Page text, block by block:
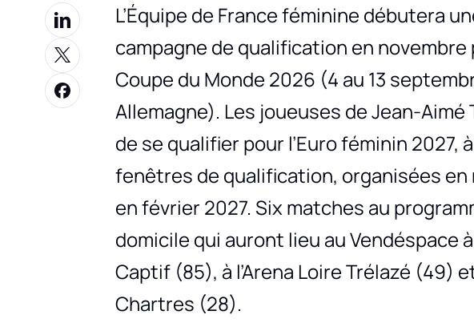
L’Équipe de France féminine débutera
campagne de qualification en novembre
Coupe du Monde 2026 (4 au 13
Allemagne). Les joueuses de Jean-
de se qualifier pour l’Euro féminin 2027,
fenêtres de qualification, organisées
en février 2027. Six matches au
domicile qui auront lieu au Vendéspace
Captif (85), à l’Arena Loire Trélazé (49)
Chartres (28).